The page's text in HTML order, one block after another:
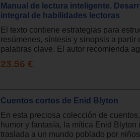
Manual de lectura inteligente.
integral de habilidades lectoras
El texto contiene estrategias para
resúmenes, síntesis y sinopsis a partir
palabras clave. El autor recomienda
23.56 €
Cuentos cortos de Enid Blyton
En esta preciosa colección de
humor y fantasía, la mítica Enid Blyton
traslada a un mundo poblado por